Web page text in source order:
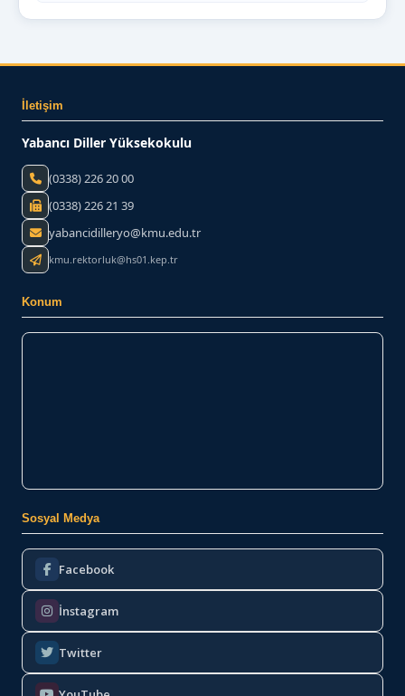
İletişim
Yabancı Diller Yüksekokulu
(0338) 226 20 00
(0338) 226 21 39
yabancidilleryo@kmu.edu.tr
kmu.rektorluk@hs01.kep.tr
Konum
Sosyal Medya
Facebook
İnstagram
Twitter